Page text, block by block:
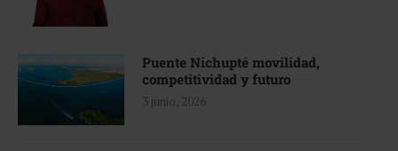
Puente Nichupté movilidad,
competitividad y futuro
3 junio, 2026